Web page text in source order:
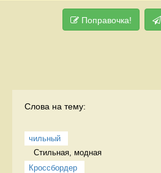
Поправочка!
Слова на тему:
чильный
Стильная, модная
Кроссбордер